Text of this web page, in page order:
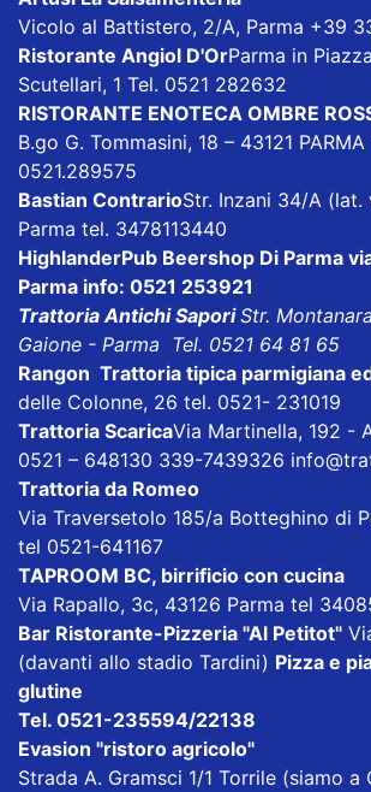
Vicolo al Battistero, 2/A, Parma +39
Ristorante Angiol D'OrParma in
Scutellari, 1 Tel. 0521 282632
RISTORANTE ENOTECA OMBRE
B.go G. Tommasini, 18 – 43121 PARMA
0521.289575
Bastian ContrarioStr. Inzani 34/A (lat.
Parma tel. 3478113440
HighlanderPub Beershop Di Parma
Parma info: 0521 253921
Trattoria Antichi SaporiStr.
Gaione - Parma Tel. 0521 64 81 65
Rangon Trattoria tipica parmigiana
delle Colonne, 26 tel. 0521- 231019
Trattoria ScaricaVia Martinella, 192 -
0521 – 648130 339-7439326
Trattoria da Romeo
Via Traversetolo 185/a Botteghino di
tel 0521-641167
TAPROOM BC, birrificio con cucina
Via Rapallo, 3c, 43126 Parma tel
Bar Ristorante-Pizzeria "Al Petitot"
(davanti allo stadio Tardini) Pizza e
glutine
Tel. 0521-235594/22138
Evasion "ristoro agricolo"
Strada A. Gramsci 1/1 Torrile (siamo a